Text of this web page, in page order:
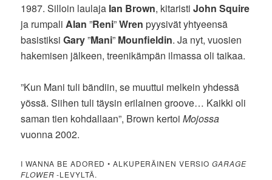
1987. Silloin laulaja Ian Brown, kitaristiJohn Squire
ja rumpali Alan ”Reni”Wren pyysivät yhtyeensä
basistiksiGary”Mani” Mounfieldin. Ja nyt, vuosien
hakemisen jälkeen, treenikämpän ilmassa oli taikaa.
”Kun Mani tuli bändiin, se muuttui melkein yhdessä
yössä. Siihen tuli täysin erilainen groove… Kaikki oli
saman tien kohdallaan”, Brown kertoiMojossa
vuonna 2002.
I WANNA BE ADORED • ALKUPERÄINEN VERSIOGARAGE
FLOWER -LEVYLTÄ.